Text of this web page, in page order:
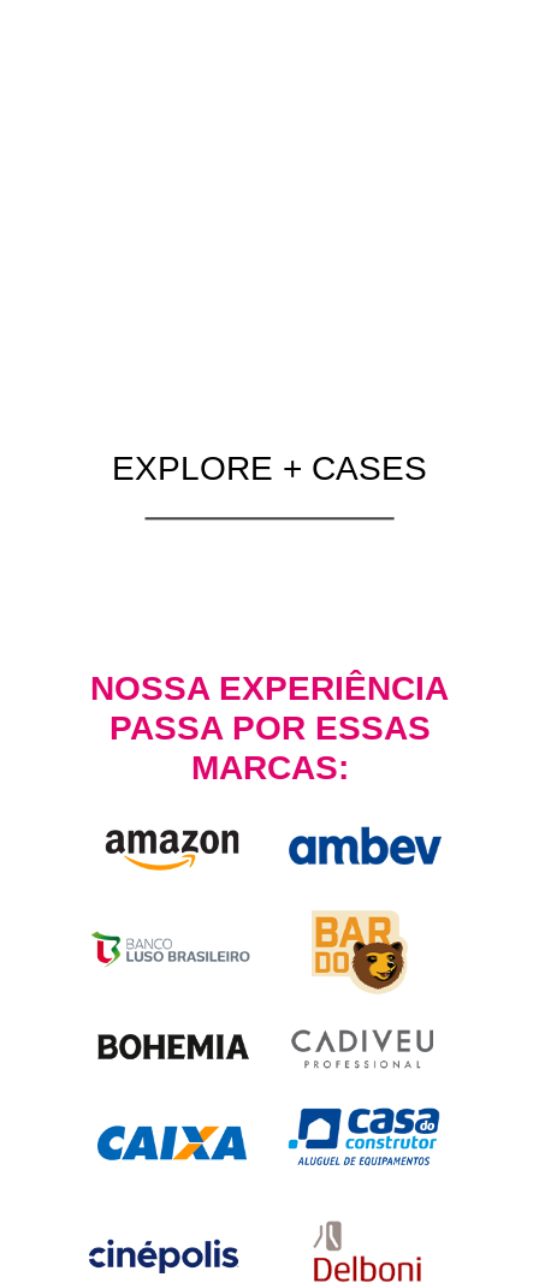
EXPLORE + CASES
NOSSA EXPERIÊNCIA
PASSA POR ESSAS
MARCAS: